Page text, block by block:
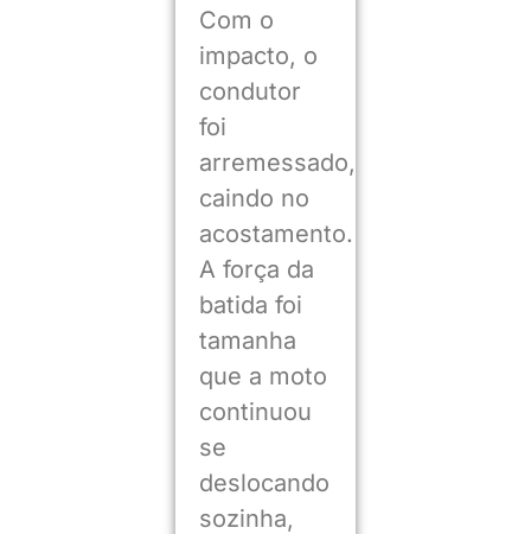
Com o
impacto, o
condutor
foi
arremessado,
caindo no
acostamento.
A força da
batida foi
tamanha
que a moto
continuou
se
deslocando
sozinha,